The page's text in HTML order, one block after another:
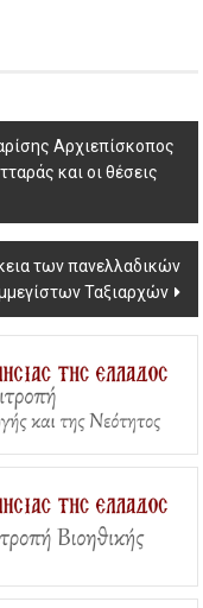
Αρχιεπίσκοπος
και οι θέσεις
των πανελλαδικών
Ταξιαρχών